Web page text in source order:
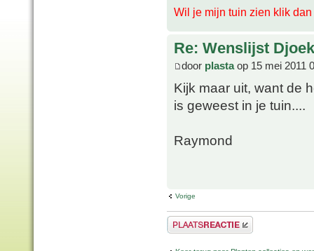
Wil je mijn tuin zien klik dan
Re: Wenslijst
door plastaop 15 mei 2011
Kijk maar uit, want de
is geweest in je tuin....
Raymond
Vorige
Plaats een reactie